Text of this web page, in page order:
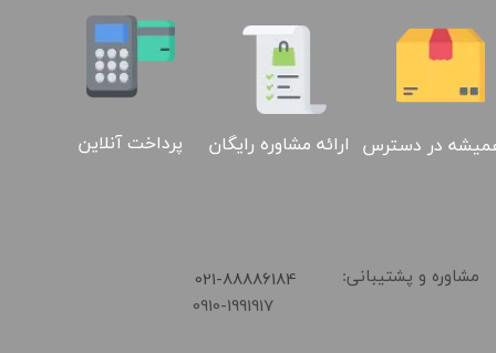
در دسترس ارائه مشاوره رایگان پرداخت آنلاین
مشاوره و پشتیبانی: ​021-88886184
0910-1991917